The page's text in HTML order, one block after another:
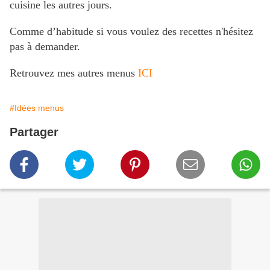
cuisine les autres jours.
Comme d’habitude si vous voulez des recettes n'hésitez
pas à demander.
Retrouvez mes autres menus ICI
#Idées menus
Partager